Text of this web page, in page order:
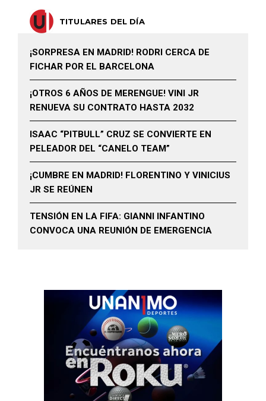
TITULARES DEL DÍA
¡SORPRESA EN MADRID! RODRI CERCA DE
FICHAR POR EL BARCELONA
¡OTROS 6 AÑOS DE MERENGUE! VINI JR
RENUEVA SU CONTRATO HASTA 2032
ISAAC “PITBULL” CRUZ SE CONVIERTE EN
PELEADOR DEL “CANELO TEAM”
¡CUMBRE EN MADRID! FLORENTINO Y VINICIUS
JR SE REÚNEN
TENSIÓN EN LA FIFA: GIANNI INFANTINO
CONVOCA UNA REUNIÓN DE EMERGENCIA